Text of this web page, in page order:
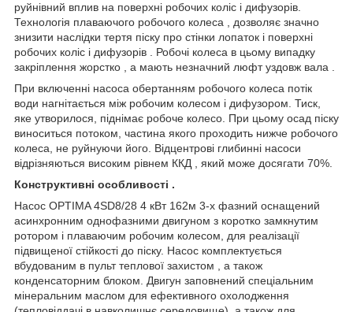
руйнівний вплив на поверхні робочих коліс і дифузорів.
Технологія плаваючого робочого колеса , дозволяє значно
знизити наслідки тертя піску про стінки лопаток і поверхні
робочих коліс і дифузорів . Робочі колеса в цьому випадку
закріплення жорстко , а мають незначний люфт уздовж вала .
При включенні насоса обертанням робочого колеса потік
води нагнітається між робочим колесом і дифузором. Тиск,
яке утворилося, піднімає робоче колесо. При цьому осад піску
виноситься потоком, частина якого проходить нижче робочого
колеса, не руйнуючи його. Відцентрові глибинні насоси
відрізняються високим рівнем ККД , який може досягати 70%.
Конструктивні особливості .
Насос OPTIMA 4SD8/28 4 кВт 162м 3-х фазний оснащений
асинхронним однофазними двигуном з коротко замкнутим
ротором і плаваючим робочим колесом, для реалізації
підвищеної стійкості до піску. Насос комплектується
вбудованим в пульт теплової захистом , а також
конденсаторним блоком. Двигун заповнений спеціальним
мінеральним маслом для ефективного охолодження